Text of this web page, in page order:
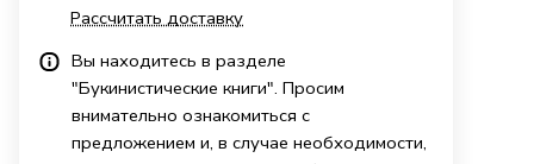
Рассчитать доставку
Вы находитесь в разделе
"Букинистические книги". Просим
внимательно ознакомиться с
предложением и, в случае необходимости,